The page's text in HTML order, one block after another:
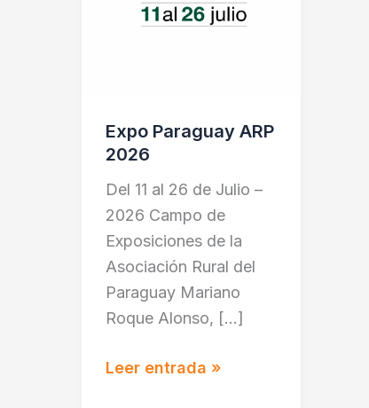
Expo Paraguay ARP
2026
Del 11 al 26 de Julio –
2026 Campo de
Exposiciones de la
Asociación Rural del
Paraguay Mariano
Roque Alonso, […]
Leer entrada »